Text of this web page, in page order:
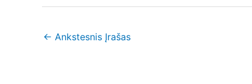
← Ankstesnis Įrašas